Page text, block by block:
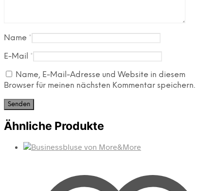
Name *
E-Mail *
Name, E-Mail-Adresse und Website in diesem
Browser für meinen nächsten Kommentar speichern.
Ähnliche Produkte